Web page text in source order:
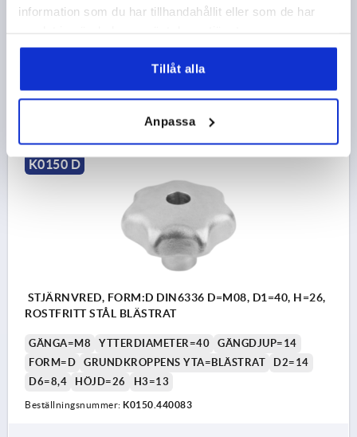
information som du har tillhandahållit eller som de har
Tillåt alla
Anpassa
FORM=D
GRUNDKROPPENS YTA=BLÄSTRAT
D2=12
69,71 kr
DETALJER
K0150 D
STJÄRNVRED, FORM:D DIN6336 D=M08, D1=40, H=26,
ROSTFRITT STÅL BLÄSTRAT
GÄNGA=M8 YTTERDIAMETER=40
GÄNGDJUP=14
FORM=D
GRUNDKROPPENS YTA=BLÄSTRAT
D2=14
D6=8,4
HÖJD=26 H3=13
Beställningsnummer: K0150.440083